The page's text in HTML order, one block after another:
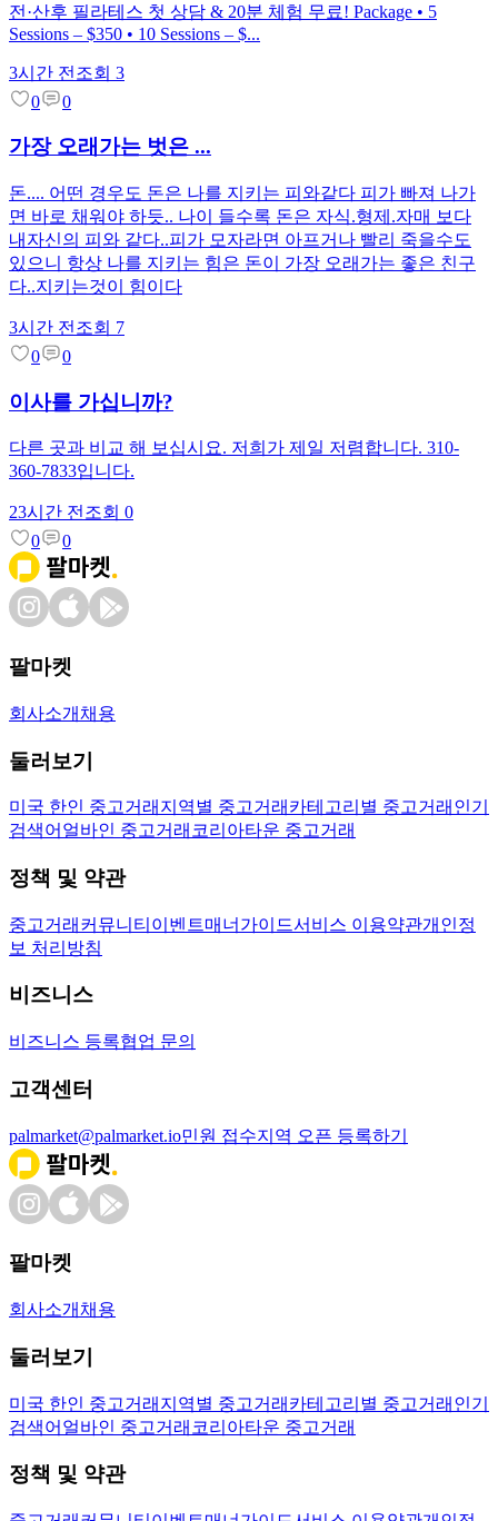
전·산후 필라테스 첫 상담 & 20분 체험 무료! Package • 5
Sessions – $350 • 10 Sessions – $...
3시간 전 조회 3
0
0
가장 오래가는 벗은 ...
돈.... 어떤 경우도 돈은 나를 지키는 피와같다 피가 빠져 나가
면 바로 채워야 하듯.. 나이 들수록 돈은 자식.형제.자매 보다
내자신의 피와 같다..피가 모자라면 아프거나 빨리 죽을수도
있으니 항상 나를 지키는 힘은 돈이 가장 오래가는 좋은 친구
다..지키는것이 힘이다
3시간 전 조회 7
0
0
이사를 가십니까?
다른 곳과 비교 해 보십시요. 저희가 제일 저렴합니다. 310-
360-7833입니다.
23시간 전조회 0
0
0
팔마켓
회사소개 채용
둘러보기
미국 한인 중고거래 지역별 중고거래 카테고리별 중고거래 인기
검색어 얼바인 중고거래 코리아타운 중고거래
정책 및 약관
중고거래 커뮤니티 이벤트매너가이드서비스 이용약관개인정
보 처리방침
비즈니스
비즈니스 등록협업 문의
고객센터
palmarket@palmarket.io민원 접수지역 오픈 등록하기
팔마켓
회사소개 채용
둘러보기
미국 한인 중고거래 지역별 중고거래 카테고리별 중고거래 인기
검색어 얼바인 중고거래 코리아타운 중고거래
정책 및 약관